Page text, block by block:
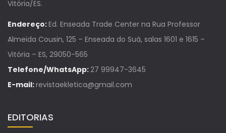
Vitória/ES.
Endereço:Ed. Enseada Trade Center na Rua Professor
Almeida Cousin, 125 – Enseada do Suá, salas 1601 e 1615 –
Vitória – ES, 29050-565
Telefone/WhatsApp:27 99947-3645
E-mail:revistaekletica@gmail.com
EDITORIAS